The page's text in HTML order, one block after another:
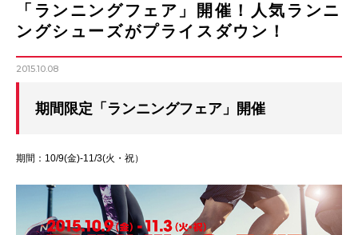
「ランニングフェア」開催！人気ランニ
ングシューズがプライスダウン！
2015.10.08
期間限定「ランニングフェア」開催
期間：10/9(金)-11/3(火・祝）